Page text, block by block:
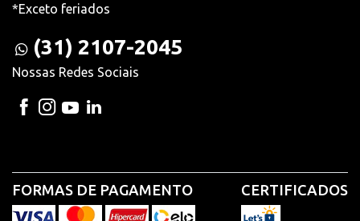
*Exceto feriados
(31) 2107-2045
Nossas Redes Sociais
FORMAS DE PAGAMENTO CERTIFICADOS